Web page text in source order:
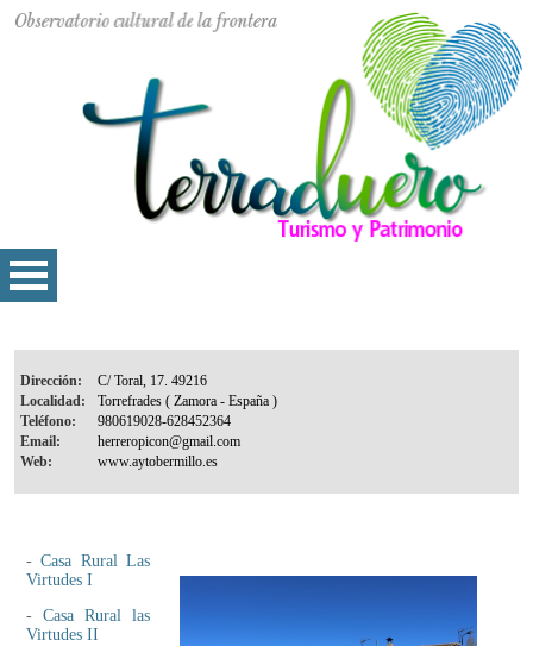
Dirección:
Localidad:
Teléfono:
Email:
Web:
-Casa Rural Las
Virtudes I
- Casa Rural las
Virtudes II